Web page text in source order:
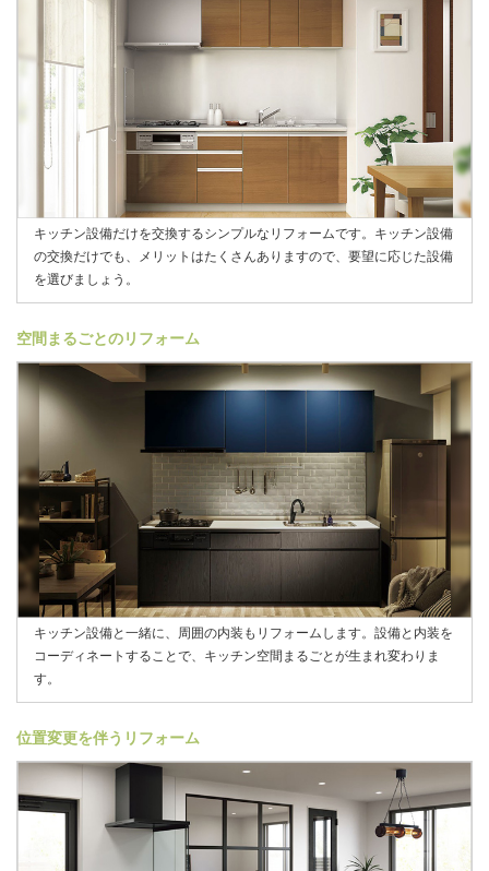
キッチン設備だけを交換するシンプルなリフォームです。キッチン設備
の交換だけでも、メリットはたくさんありますので、要望に応じた設備
を選びましょう。
空間まるごとのリフォーム
キッチン設備と一緒に、周囲の内装もリフォームします。設備と内装を
コーディネートすることで、キッチン空間まるごとが生まれ変わりま
す。
位置変更を伴うリフォーム